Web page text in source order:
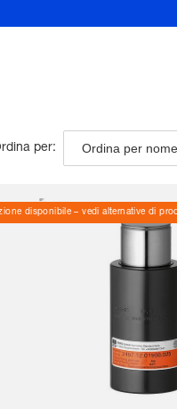
per: Ordina per
disponibile – vedi alternative di